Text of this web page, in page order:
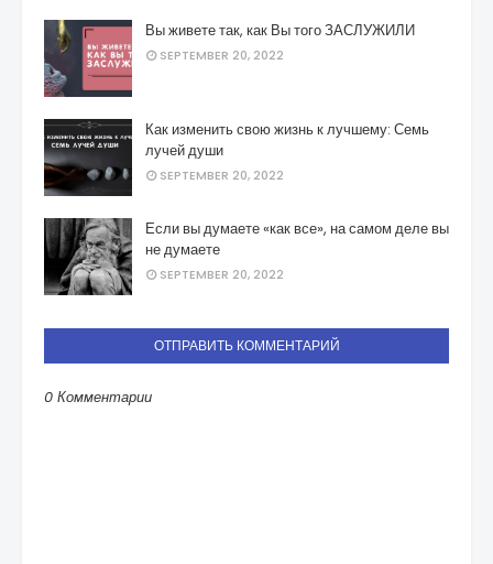
Вы живете так, как Вы того ЗАСЛУЖИЛИ
SEPTEMBER 20, 2022
Как изменить свою жизнь к лучшему: Семь
лучей души
SEPTEMBER 20, 2022
Если вы думаете «как все», на самом деле вы
не думаете
SEPTEMBER 20, 2022
ОТПРАВИТЬ КОММЕНТАРИЙ
0 Комментарии